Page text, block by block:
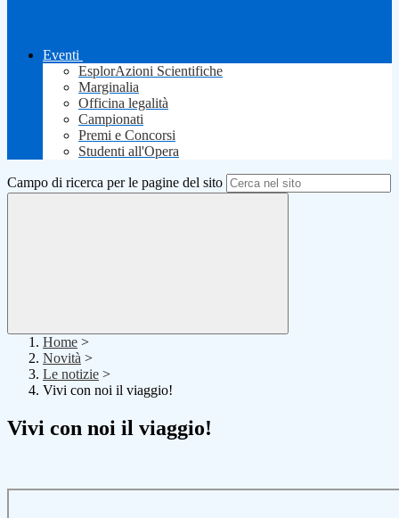
Eventi
EsplorAzioni Scientifiche
Marginalia
Officina legalità
Campionati
Premi e Concorsi
Studenti all'Opera
Campo di ricerca per le pagine del sito
Home >
Novità >
Le notizie >
Vivi con noi il viaggio!
Vivi con noi il viaggio!